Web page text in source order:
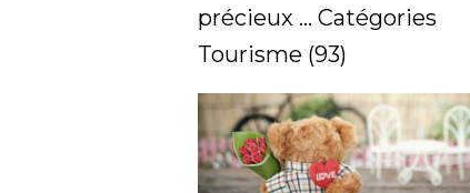
précieux ... Catégories
Tourisme (93)